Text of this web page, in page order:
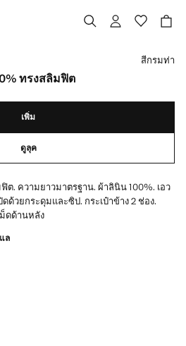
ทรงสลิมฟิต
สีกรมท่า
เพิ่ม
ดูลุค
ต. ความยาวมาตรฐาน. ผ้าลินิน 100%. เอว
ด้วยกระดุมและซิป. กระเป๋าข้าง 2 ช่อง.
ดด้านหลัง
ล